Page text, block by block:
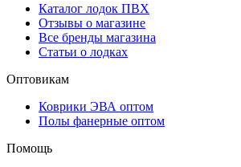
Каталог лодок ПВХ
Отзывы о магазине
Все бренды магазина
Статьи о лодках
Оптовикам
Коврики ЭВА оптом
Полы фанерные оптом
Помощь